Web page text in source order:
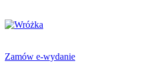
Zamów e-wydanie